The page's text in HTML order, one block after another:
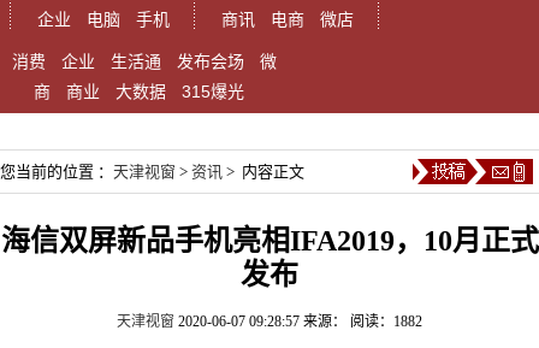
企业
电脑 手机
商讯
电商 微店
消费 企业 生活通 发布会场
微
商
商业 大数据 315爆光
您当前的位置 ： 天津视窗 > 资讯 > 内容正文
海信双屏新品手机亮相IFA2019，10月正式
发布
天津视窗 2020-06-07 09:28:57 来源： 阅读：1882